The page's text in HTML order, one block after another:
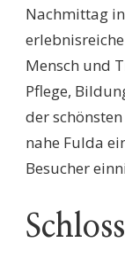
Nachmittag
Mensch und
Pflege,
der
nahe Fulda
Besucher